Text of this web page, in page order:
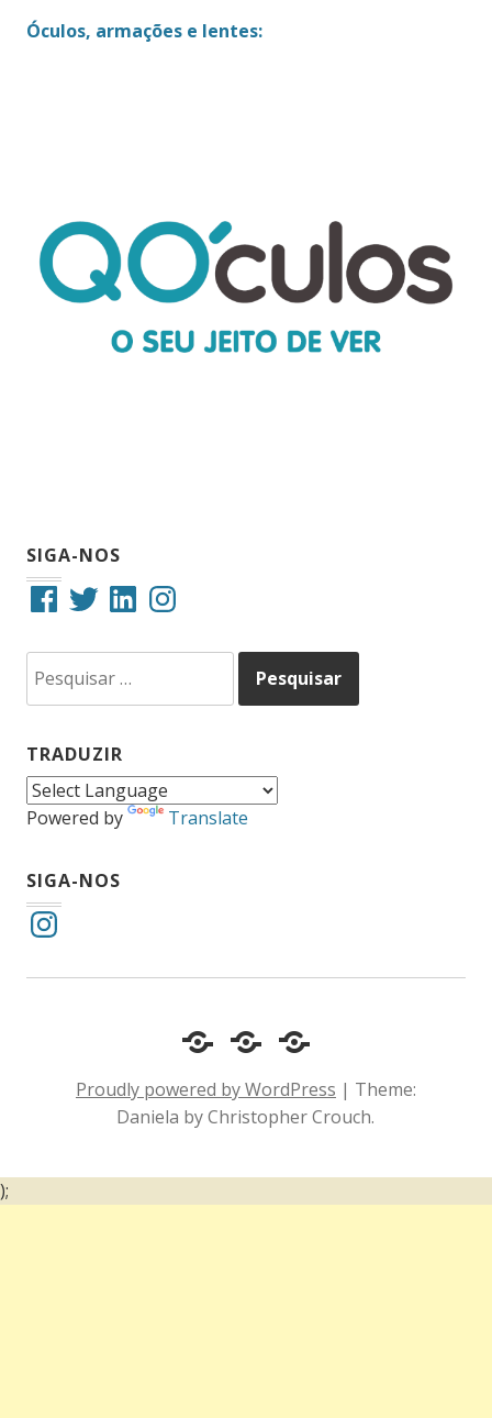
Óculos, armações e lentes:
SIGA-NOS
FacebookTwitterLinkedInInstagram
por:
TRADUZIR
Powered by Translate
SIGA-NOS
Instagram
Cotidiano
Comportamento
Inclusão
e
Acessibilidade
Diário
um
surdo
Proudly powered by WordPress | Theme:
Daniela by Christopher Crouch.
);